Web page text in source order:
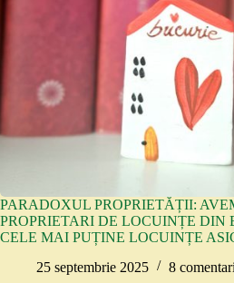
PARADOXUL PROPRIETĂȚII:
PROPRIETARI DE LOCUINȚE DIN
CELE MAI PUȚINE LOCUINȚE
25 septembrie 2025
8